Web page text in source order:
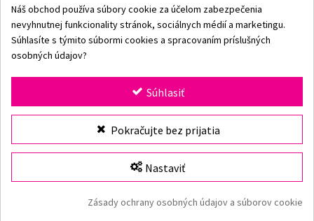
Vložiť do košíka
© 2002–2026 Origami-Bikini Kft. Všetky práva vyhradené.
Origami Bikini– prémiové dámske plavky a bikiny priamo
od výrobcu. Objav našu kolekciu pre rok 2026 s klasickými
aj modernými strihmi, jedinečnými vzormi a kvalitnými
plavkami vyrobenými z prvotriednych materiálov. Viac ako
25 rokov skúseností, rýchle doručenie a bezpečné online
Origami Bikini webová stránka
Náš obchod používa súbory cookie za účelom zabezpečenia
nevyhnutnej funkcionality stránok, sociálnych médií a marketingu.
Súhlasíte s týmito súbormi cookies a spracovaním príslušných
osobných údajov?
Súhlasiť
Pokračujte bez prijatia
Nastaviť
Zásady ochrany osobných údajov a súborov cookie